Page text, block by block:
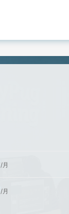
/月
/月